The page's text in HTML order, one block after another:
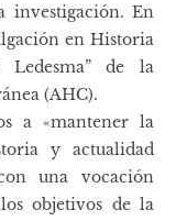
investigación. En
en Historia
Ledesma” de la
(AHC).
a «mantener la
y actualidad
una vocación
objetivos de la